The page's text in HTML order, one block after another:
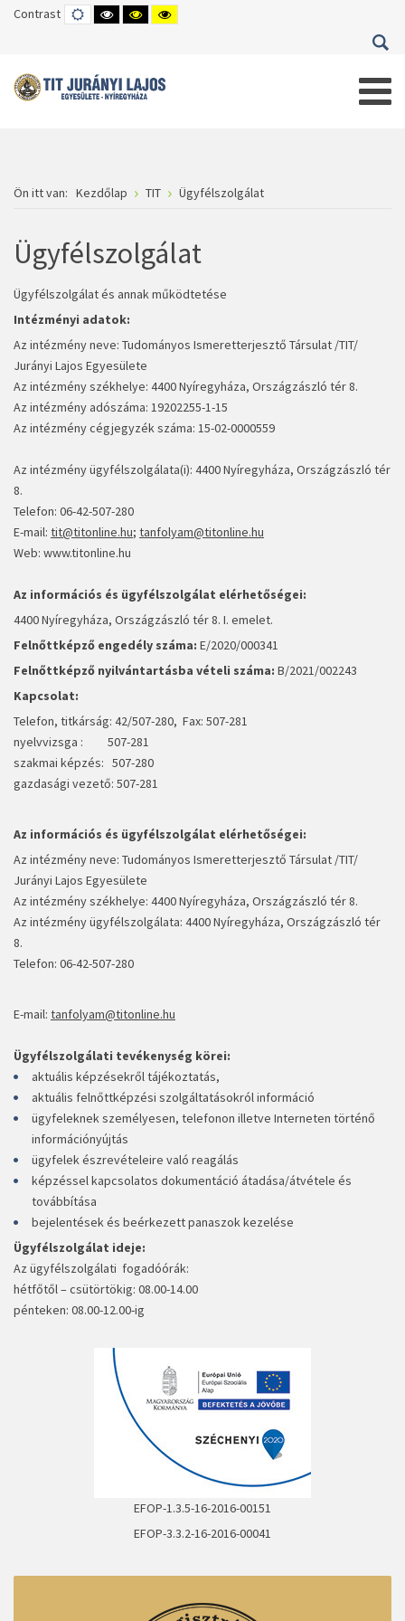
Contrast DEFAULT
MODE
HIGH
CONTRAST
HIGH
CONTRAST
HIGH
CONTRAST
Ön itt van: Kezdőlap TIT Ügyfélszolgálat
Ügyfélszolgálat
Ügyfélszolgálat és annak működtetése
Intézményi adatok:
Az intézmény neve: Tudományos Ismeretterjesztő Társulat /TIT/
Jurányi Lajos Egyesülete
Az intézmény székhelye: 4400 Nyíregyháza, Országzászló tér 8.
Az intézmény adószáma: 19202255-1-15
Az intézmény cégjegyzék száma: 15-02-0000559
Az intézmény ügyfélszolgálata(i): 4400 Nyíregyháza, Országzászló tér
8.
Telefon: 06-42-507-280
E-mail: tit@titonline.hu; tanfolyam@titonline.hu
Web: www.titonline.hu
Az információs és ügyfélszolgálat elérhetőségei:
4400 Nyíregyháza, Országzászló tér 8. I. emelet.
Felnőttképző engedély száma: E/2020/000341
Felnőttképző nyilvántartásba vételi száma: B/2021/002243
Kapcsolat:
Telefon, titkárság: 42/507-280, Fax: 507-281
nyelvvizsga : 507-281
szakmai képzés: 507-280
gazdasági vezető: 507-281
Az információs és ügyfélszolgálat elérhetőségei:
Az intézmény neve: Tudományos Ismeretterjesztő Társulat /TIT/
Jurányi Lajos Egyesülete
Az intézmény székhelye: 4400 Nyíregyháza, Országzászló tér 8.
Az intézmény ügyfélszolgálata: 4400 Nyíregyháza, Országzászló tér
8.
Telefon: 06-42-507-280
E-mail: tanfolyam@titonline.hu
Ügyfélszolgálati tevékenység körei:
aktuális képzésekről tájékoztatás,
aktuális felnőttképzési szolgáltatásokról információ
ügyfeleknek személyesen, telefonon illetve Interneten történő
információnyújtás
ügyfelek észrevételeire való reagálás
képzéssel kapcsolatos dokumentáció átadása/átvétele és
továbbítása
bejelentések és beérkezett panaszok kezelése
Ügyfélszolgálat ideje:
Az ügyfélszolgálati fogadóórák:
hétfőtől – csütörtökig: 08.00-14.00
pénteken: 08.00-12.00-ig
EFOP-1.3.5-16-2016-00151
EFOP-3.3.2-16-2016-00041